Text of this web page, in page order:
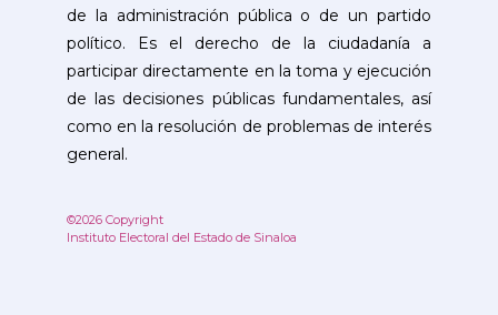
de la administración pública o de un partido
político. Es el derecho de la ciudadanía a
participar directamente en la toma y ejecución
de las decisiones públicas fundamentales, así
como en la resolución de problemas de interés
general.
©2026 Copyright
Instituto Electoral del Estado de Sinaloa